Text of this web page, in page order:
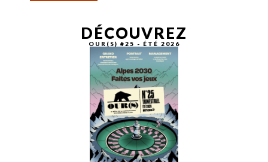
DÉCOUVREZ
OUR(S) #25 - ÉTÉ 2026